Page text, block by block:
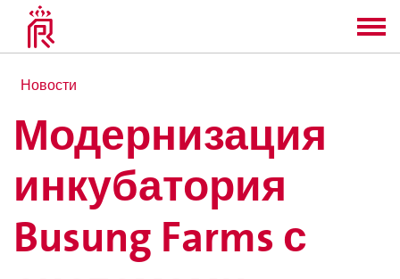
Новости
Модернизация
инкубатория
Busung Farms с